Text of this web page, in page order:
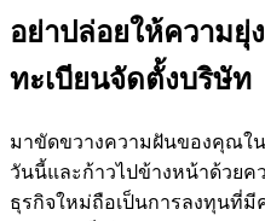
อย่าปล่อยให้ความยุ่
ทะเบียนจัดตั้งบริษัท
มาขัดขวางความฝันของคุณใน
วันนี้และก้าวไปข้างหน้าด้วยค
ธุรกิจใหม่ถือเป็นการลงทุนที่